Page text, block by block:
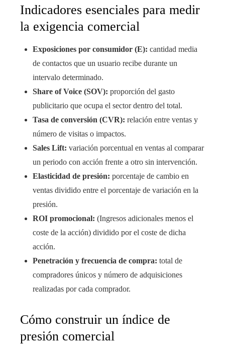
Indicadores esenciales para medir
la exigencia comercial
Exposiciones por consumidor (E): cantidad media
de contactos que un usuario recibe durante un
intervalo determinado.
Share of Voice (SOV): proporción del gasto
publicitario que ocupa el sector dentro del total.
Tasa de conversión (CVR): relación entre ventas y
número de visitas o impactos.
Sales Lift: variación porcentual en ventas al comparar
un periodo con acción frente a otro sin intervención.
Elasticidad de presión: porcentaje de cambio en
ventas dividido entre el porcentaje de variación en la
presión.
ROI promocional: (Ingresos adicionales menos el
coste de la acción) dividido por el coste de dicha
acción.
Penetración y frecuencia de compra: total de
compradores únicos y número de adquisiciones
realizadas por cada comprador.
Cómo construir un índice de
presión comercial